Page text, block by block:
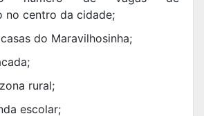
no centro da cidade;
do Maravilhosinha;
rural;
escolar;